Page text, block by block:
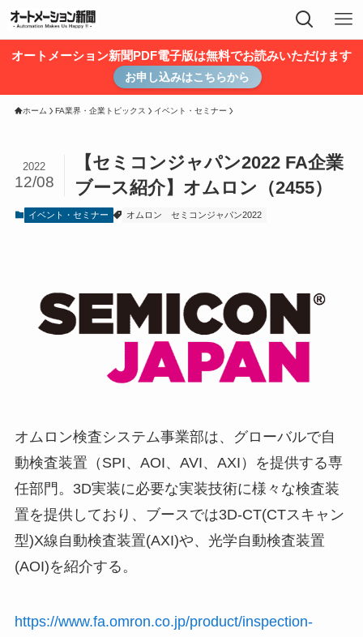
オートメーション新聞PDF電子版は無料でお読みいただけます
お申し込みはこちらから
ホーム FA業界・企業トピックス イベント・セミナー
【セミコンジャパン2022 FA企業
ブース紹介】オムロン（2455）
2022
12/08
イベント・セミナー オムロン セミコンジャパン2022
オムロン検査システム事業部は、グローバルで自
動検査装置（SPI、AOI、AVI、AXI）を提供する専
任部門。3D実装に必要な実装技術に様々な検査装
置を提供しており、ブースでは3D-CT(CTスキャン
型)X線自動検査装置(AXI)や、光学自動検査装置
(AOI)を紹介する。
https://www.fa.omron.co.jp/product/inspection-